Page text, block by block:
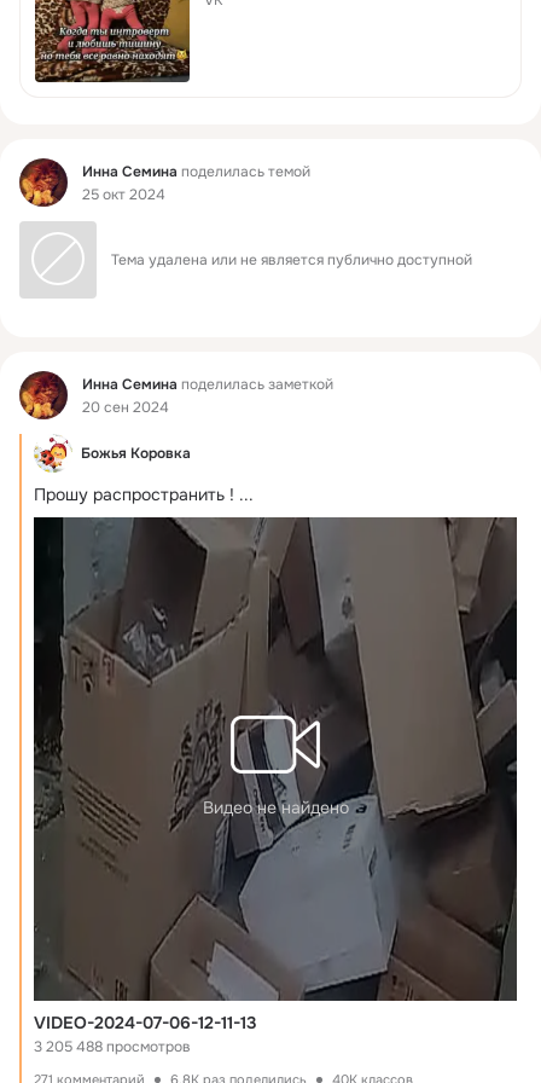
Фид Инна Семина поделилась темой
25 окт 2024
Тема удалена или не является публично доступной
Фид Инна Семина поделилась заметкой
20 сен 2024
Божья Коровка
Прошу распространить ! ...
Видео не найдено
VIDEO-2024-07-06-12-11-13
3 205 488 просмотров
271 комментарий 6.8K раз поделились 40K классов